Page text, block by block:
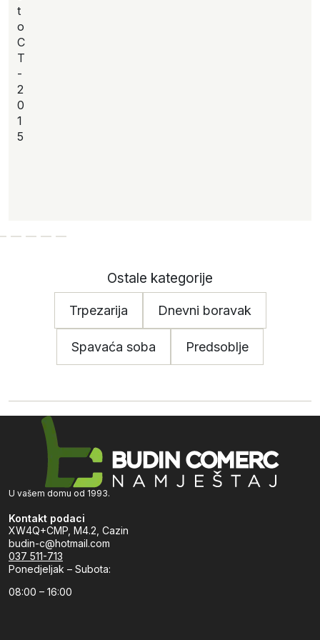
t
o
C
T
-
2
0
1
5
Ostale kategorije
Trpezarija Dnevni boravak
Spavaća soba Predsoblje
U vašem domu od 1993.
Kontakt podaci
XW4Q+CMP, M4.2, Cazin
budin-c@hotmail.com
037 511-713
Ponedjeljak – Subota:
08:00 – 16:00